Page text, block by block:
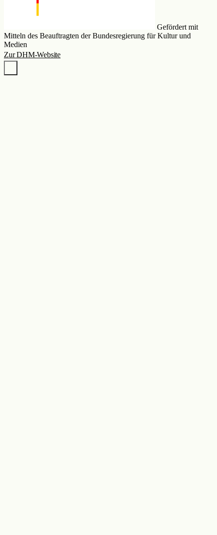
Gefördert mit
Mitteln des Beauftragten der Bundesregierung für Kultur und
Medien
Zur DHM-Website